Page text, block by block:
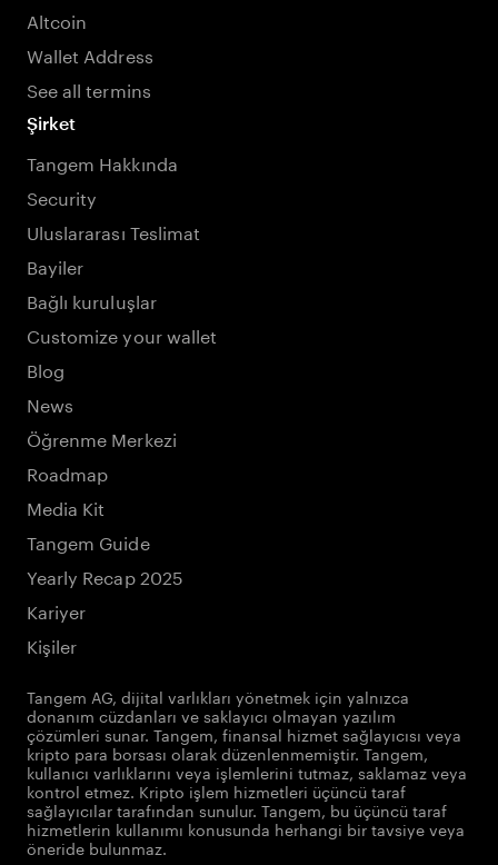
Altcoin
Wallet Address
See all termins
Şirket
Tangem Hakkında
Security
Uluslararası Teslimat
Bayiler
Bağlı kuruluşlar
Customize your wallet
Blog
News
Öğrenme Merkezi
Roadmap
Media Kit
Tangem Guide
Yearly Recap 2025
Kariyer
Kişiler
Tangem AG, dijital varlıkları yönetmek için yalnızca
donanım cüzdanları ve saklayıcı olmayan yazılım
çözümleri sunar. Tangem, finansal hizmet sağlayıcısı veya
kripto para borsası olarak düzenlenmemiştir. Tangem,
kullanıcı varlıklarını veya işlemlerini tutmaz, saklamaz veya
kontrol etmez. Kripto işlem hizmetleri üçüncü taraf
sağlayıcılar tarafından sunulur. Tangem, bu üçüncü taraf
hizmetlerin kullanımı konusunda herhangi bir tavsiye veya
öneride bulunmaz.